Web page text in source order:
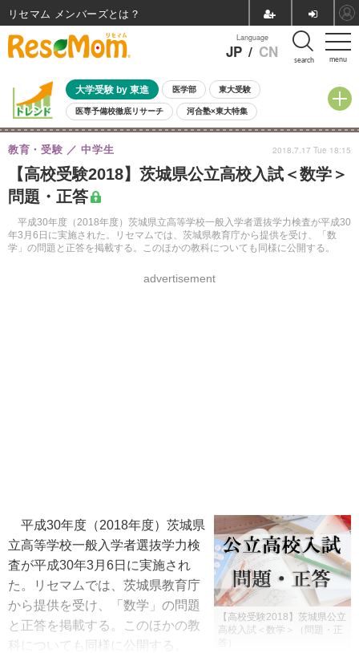
menu
Language
JP / CN search
大学受験 by 東進 医学部 東大受験
医専予備校徹底リサーチ 河合塾×東大特集
親子で考える大学選び 高校受験 中学受験 小学校受験
共通テスト 夏休み
8月開催イベント・WS 全国公立高校 過去問 人気記事
自由研究教材（小学生向け）
【高校受験2018】茨城県公立高校入試＜数学＞
問題・正答
平成30年度（2018年度）茨城県立高等学校一般入学者選抜学力検査が平成30
年3月6日に実施された。リセマムでは、茨城県教育庁から提供を受け、「数
学」の問題と正答を掲載する。このほかの教科についても同様に公開する。
教育・受験 中学生
advertisement
2018.7.17 Tue 18:15
【高校受験2018】茨城県公立
高校入試＜数学＞（問題・正
答）
平成30年度（2018年度）茨城県
立高等学校一般入学者選抜学力検
査が平成30年3月6日に実施され
た。リセマムでは、茨城県教育庁
から提供を受け、「数学」の問題
と正答を掲載する。このほかの教
科についても同様に公開する。
リセマム メンバーズ